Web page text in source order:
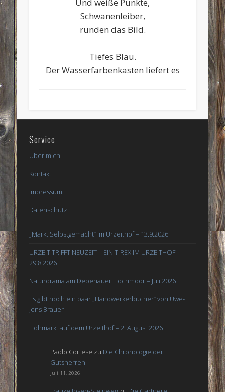
Schwanenleiber,
runden das Bild.
Tiefes Blau.
Der Wasserfarbenkasten liefert es
Service
Über mich
Kontakt
Impressum
Datenschutz
„Markt Selbstgemacht“ im Urzeithof – 13.9.2026
URZEIT TRIFFT NEUZEIT – EIN T-REX IM URZEITHOF –
29.8.2026
Naturdrama am Depenauer Hochmoor – Juli 2026
Es gibt noch ein paar „Handwerkerbücher“ von Uwe-
Jens Brauer
Flohmarkt auf dem Urzeithof – 2. August 2026
Paolo Cortese zu Die Chronologie der
Gutsherren
Juli 11, 2026